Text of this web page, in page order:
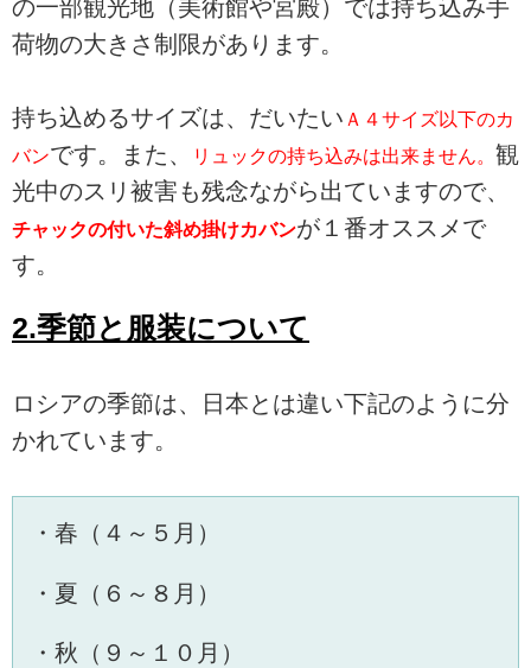
の一部観光地（美術館や宮殿）では持ち込み手
荷物の大きさ制限があります。
持ち込めるサイズは、だいたい Ａ４サイズ以下のカ
バンです。また、 リュックの持ち込みは出来ません。 観
光中のスリ被害も残念ながら出ていますので、
チャックの付いた斜め掛けカバンが１番オススメで
す。
2.季節と服装について
ロシアの季節は、日本とは違い下記のように分
かれています。
・春（４～５月）
・夏（６～８月）
・秋（９～１０月）